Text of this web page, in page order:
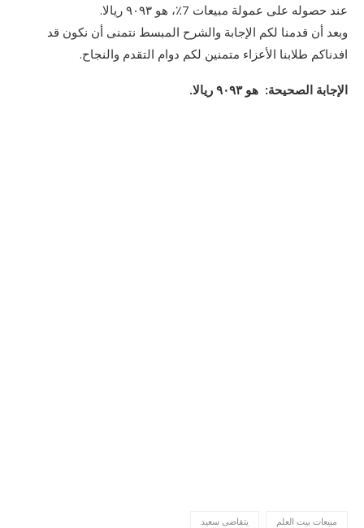
عند حصوله على عمولة مبيعات 7٪، هو ۹۰۹۳ ريالا.
وبعد أن قدمنا لكم الإجابة والشرح المبسط نتمنى أن نكون قد
افدناكم طلابنا الأعزاء متمنين لكم دوام التقدم والنجاح.
الإجابة الصحيحة: هو ۹۰۹۳ ريالا.
مبيعات بيت العلم يتقاضى سعيد